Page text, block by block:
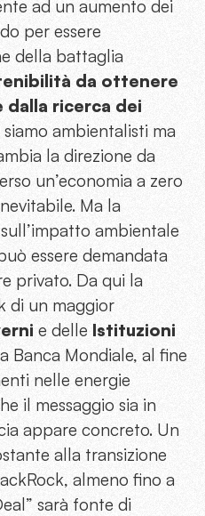
ad un aumento dei
per essere
della battaglia
da ottenere
dalla ricerca dei
ambientalisti ma
la direzione da
un’economia a zero
Ma la
ambientale
essere demandata
privato. Da qui la
di un maggior
e delle Istituzioni
Banca Mondiale, al fine
nelle energie
il messaggio sia in
appare concreto. Un
alla transizione
almeno fino a
sarà fonte di